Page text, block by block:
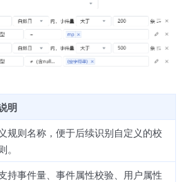
明
规则名称，便于后续识别自定义的校
。
持事件量、事件属性校验、用户属性